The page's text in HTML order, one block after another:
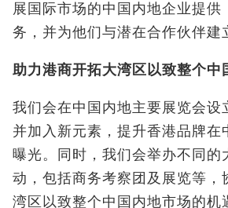
展国际市场的中国内地企业提供
务，并为他们与潜在合作伙伴建
助力港商开拓大湾区以致整个中
我们会在中国内地主要展览会设
并加入新元素，提升香港品牌在
曝光。同时，我们会举办不同的
动，包括商务考察团及展览等，
湾区以致整个中国内地市场的机